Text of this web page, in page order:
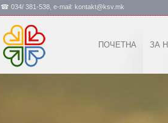
☎ 034/ 381-538, e-mail: kontakt@ksv.mk
ПОЧЕТНА ЗА